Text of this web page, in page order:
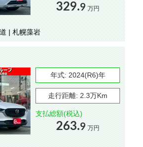
329.9 万円
| 札幌藻岩
年式: 2024(R6)年
走行距離: 2.3万Km
支払総額(税込)
263.9 万円